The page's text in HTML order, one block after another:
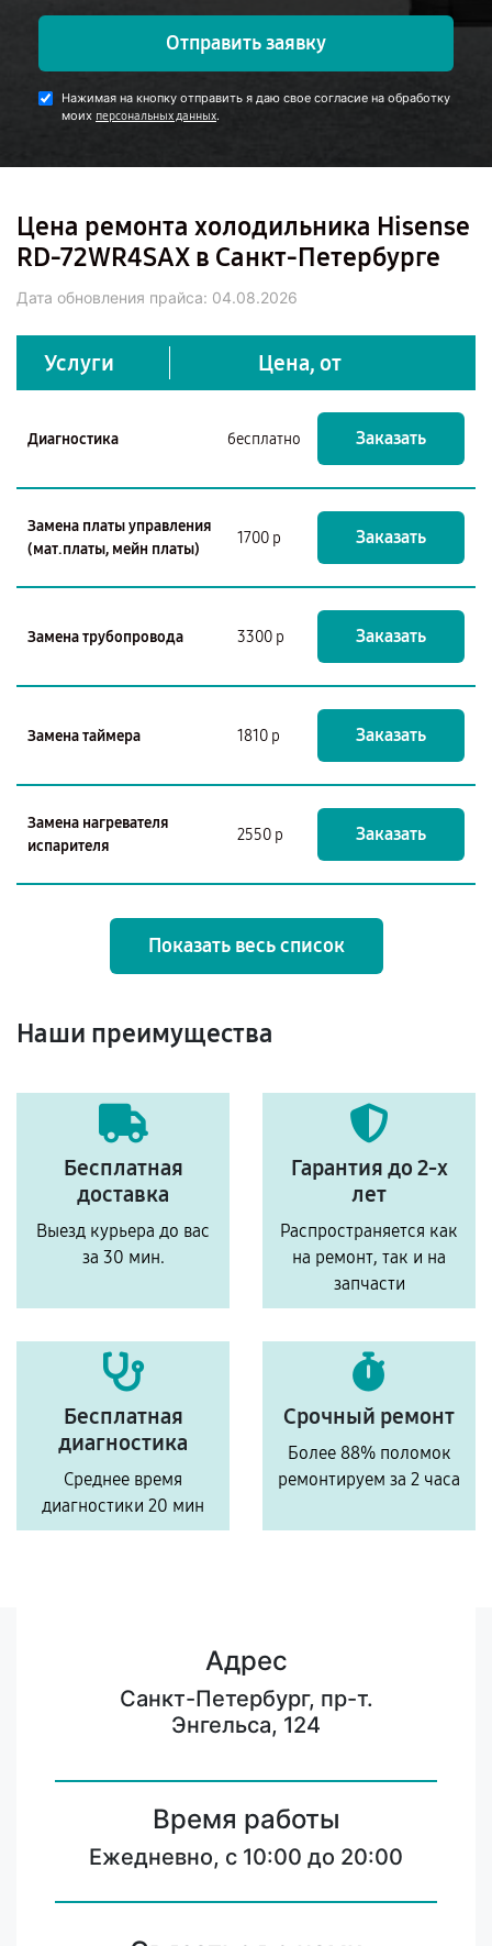
Отправить заявку
Нажимая на кнопку отправить я даю свое согласие на обработку
моих персональных данных.
Цена ремонта холодильника Hisense
RD-72WR4SAX в Санкт-Петербурге
Дата обновления прайса: 04.08.2026
Услуги Цена, от
Диагностика бесплатно Заказать
Замена платы управления
(мат.платы, мейн платы)
1700 р Заказать
Замена трубопровода 3300 р Заказать
Замена таймера 1810 р Заказать
Замена нагревателя
испарителя
2550 р Заказать
Показать весь список
Наши преимущества
Бесплатная
доставка
Выезд курьера до вас
за 30 мин.
Гарантия до 2-х
лет
Распространяется как
на ремонт, так и на
запчасти
Бесплатная
диагностика
Среднее время
диагностики 20 мин
Срочный ремонт
Более 88% поломок
ремонтируем за 2 часа
Адрес
Санкт-Петербург, пр-т.
Энгельса, 124
Время работы
Ежедневно, с 10:00 до 20:00